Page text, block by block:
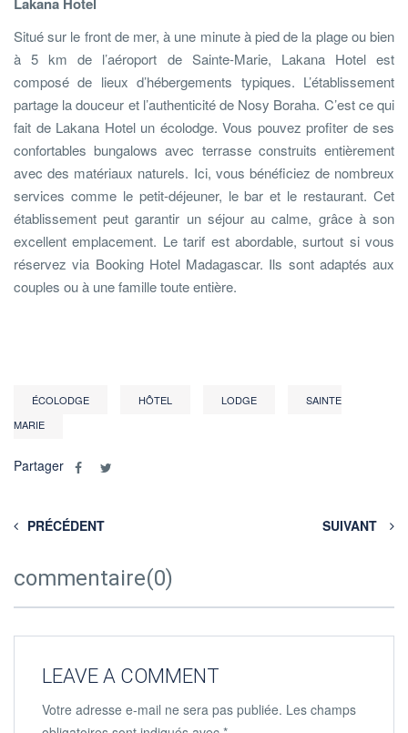
Situé sur le front de mer, à une minute à pied de la plage ou bien
à 5 km de l’aéroport de Sainte-Marie, Lakana Hotel est
composé de lieux d’hébergements typiques. L’établissement
partage la douceur et l’authenticité de Nosy Boraha. C’est ce qui
fait de Lakana Hotel un écolodge. Vous pouvez profiter de ses
confortables bungalows avec terrasse construits entièrement
avec des matériaux naturels. Ici, vous bénéficiez de nombreux
services comme le petit-déjeuner, le bar et le restaurant. Cet
établissement peut garantir un séjour au calme, grâce à son
excellent emplacement. Le tarif est abordable, surtout si vous
réservez via Booking Hotel Madagascar. Ils sont adaptés aux
couples ou à une famille toute entière.
ÉCOLODGE HÔTEL LODGE
SAINTE
MARIE
Partager
PRÉCÉDENT SUIVANT
commentaire(0)
LEAVE A COMMENT
Votre adresse e-mail ne sera pas publiée. Les champs